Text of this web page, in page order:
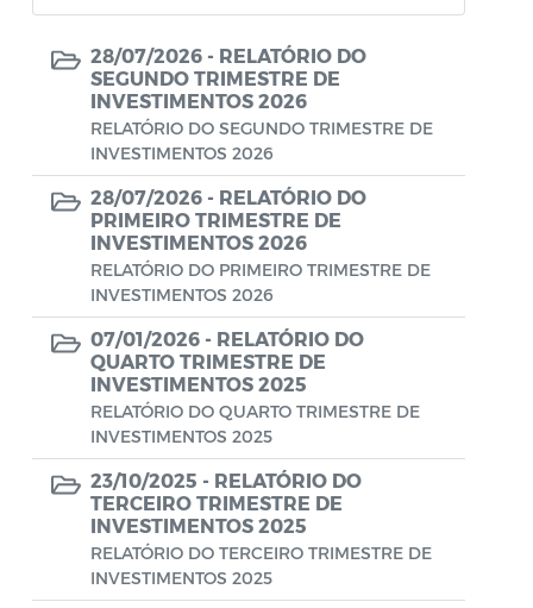
Relatório Trimestral de Investimento
Relatório Mensal de Investimentos
Relatório Semestral de Investimentos
RELATÓRIO DE EXECUÇÃO DA POLÍTICA
DE INVESTIMENTOS
28/07/2026 - RELATÓRIO DO
SEGUNDO TRIMESTRE DE
INVESTIMENTOS 2026
RELATÓRIO DO SEGUNDO TRIMESTRE DE
INVESTIMENTOS 2026
28/07/2026 - RELATÓRIO DO
PRIMEIRO TRIMESTRE DE
INVESTIMENTOS 2026
RELATÓRIO DO PRIMEIRO TRIMESTRE DE
INVESTIMENTOS 2026
07/01/2026 - RELATÓRIO DO
QUARTO TRIMESTRE DE
INVESTIMENTOS 2025
RELATÓRIO DO QUARTO TRIMESTRE DE
INVESTIMENTOS 2025
23/10/2025 - RELATÓRIO DO
TERCEIRO TRIMESTRE DE
INVESTIMENTOS 2025
RELATÓRIO DO TERCEIRO TRIMESTRE DE
INVESTIMENTOS 2025